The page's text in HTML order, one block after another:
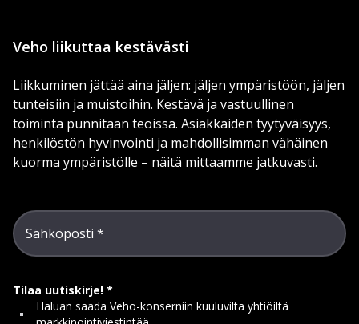
Veho liikuttaa kestävästi
Liikkuminen jättää aina jäljen: jäljen ympäristöön, jäljen
tunteisiin ja muistoihin. Kestävä ja vastuullinen
toiminta punnitaan teoissa. Asiakkaiden tyytyväisyys,
henkilöstön hyvinvointi ja mahdollisimman vähäinen
kuorma ympäristölle – näitä mittaamme jatkuvasti.
Sähköposti
Tilaa uutiskirje!
Haluan saada Veho-konserniin kuuluvilta yhtiöiltä